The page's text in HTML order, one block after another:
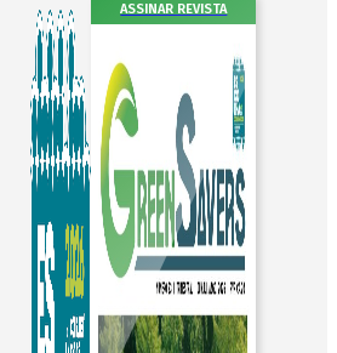
ASSINAR REVISTA